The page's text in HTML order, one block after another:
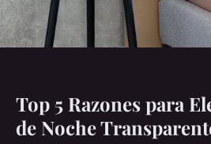
Top 5 Razones para
de Noche